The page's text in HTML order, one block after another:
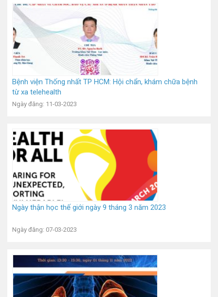
Bệnh viện Thống nhất TP HCM: Hội chẩn, khám chữa bệnh
từ xa telehealth
Ngày đăng: 11-03-2023
Ngày thận học thế giới ngày 9 tháng 3 năm 2023
Ngày đăng: 07-03-2023